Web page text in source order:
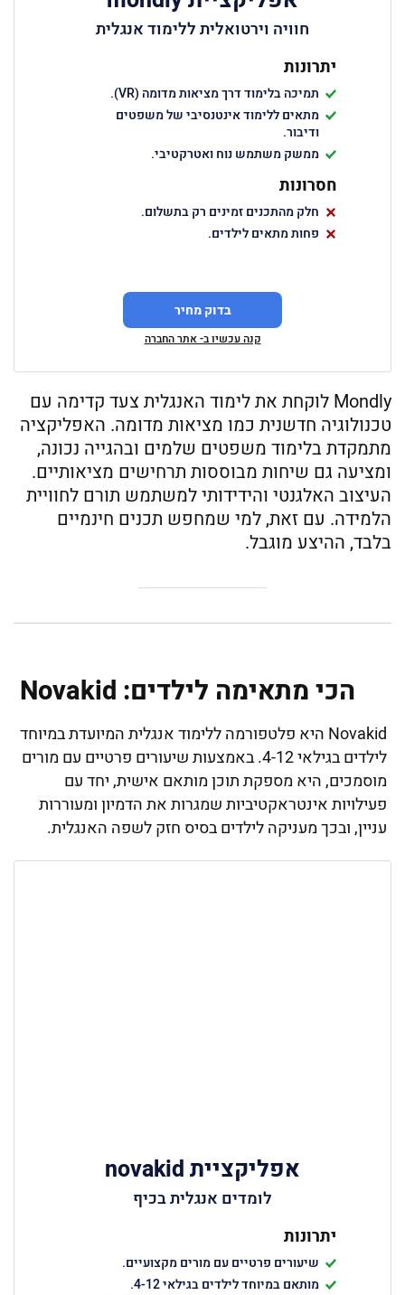
חוויה וירטואלית ללימוד אנגלית
יתרונות
תמיכה בלימוד דרך מציאות מדומה (VR).
מתאים ללימוד אינטנסיבי של משפטים
ודיבור.
ממשק משתמש נוח ואטרקטיבי.
חסרונות
חלק מהתכנים זמינים רק בתשלום.
פחות מתאים לילדים.
בדוק מחיר
קנה עכשיו ב- אתר החברה
Mondly לוקחת את לימוד האנגלית צעד קדימה עם
טכנולוגיה חדשנית כמו מציאות מדומה. האפליקציה
מתמקדת בלימוד משפטים שלמים ובהגייה נכונה,
ומציעה גם שיחות מבוססות תרחישים מציאותיים.
העיצוב האלגנטי והידידותי למשתמש תורם לחוויית
הלמידה. עם זאת, למי שמחפש תכנים חינמיים
בלבד, ההיצע מוגבל.
הכי מתאימה לילדים: Novakid
Novakid היא פלטפורמה ללימוד אנגלית המיועדת במיוחד
לילדים בגילאי 4-12. באמצעות שיעורים פרטיים עם מורים
מוסמכים, היא מספקת תוכן מותאם אישית, יחד עם
פעילויות אינטראקטיביות שמגרות את הדמיון ומעוררות
עניין, ובכך מעניקה לילדים בסיס חזק לשפה האנגלית.
אפליקציית novakid
לומדים אנגלית בכיף
יתרונות
שיעורים פרטיים עם מורים מקצועיים.
מותאם במיוחד לילדים בגילאי 4-12.